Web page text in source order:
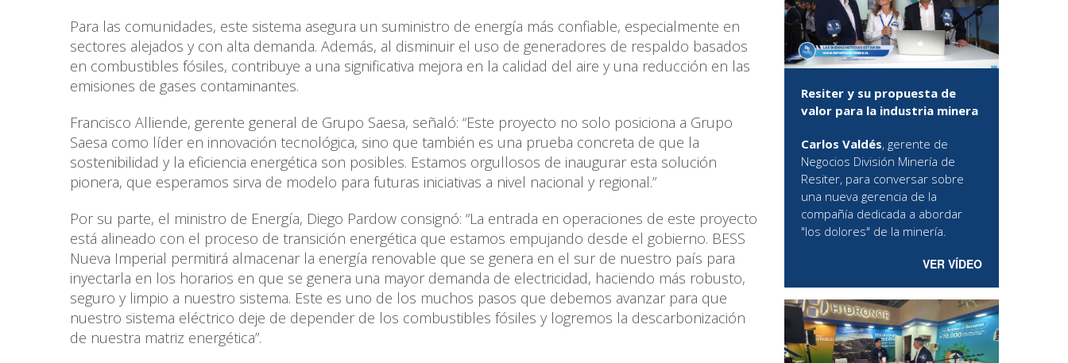
Para las comunidades, este sistema asegura un suministro de energía más confiable, especialmente en
sectores alejados y con alta demanda. Además, al disminuir el uso de generadores de respaldo basados
en combustibles fósiles, contribuye a una significativa mejora en la calidad del aire y una reducción en las
emisiones de gases contaminantes.
Francisco Alliende, gerente general de Grupo Saesa, señaló: “Este proyecto no solo posiciona a Grupo
Saesa como líder en innovación tecnológica, sino que también es una prueba concreta de que la
sostenibilidad y la eficiencia energética son posibles. Estamos orgullosos de inaugurar esta solución
pionera, que esperamos sirva de modelo para futuras iniciativas a nivel nacional y regional.”
Por su parte, el ministro de Energía, Diego Pardow consignó: “La entrada en operaciones de este proyecto
está alineado con el proceso de transición energética que estamos empujando desde el gobierno. BESS
Nueva Imperial permitirá almacenar la energía renovable que se genera en el sur de nuestro país para
inyectarla en los horarios en que se genera una mayor demanda de electricidad, haciendo más robusto,
seguro y limpio a nuestro sistema. Este es uno de los muchos pasos que debemos avanzar para que
nuestro sistema eléctrico deje de depender de los combustibles fósiles y logremos la descarbonización
de nuestra matriz energética”.
Resiter y su propuesta de
valor para la industria minera
Carlos Valdés, gerente de
Negocios División Minería de
Resiter, para conversar sobre
una nueva gerencia de la
compañía dedicada a abordar
"los dolores" de la minería.
VER VÍDEO